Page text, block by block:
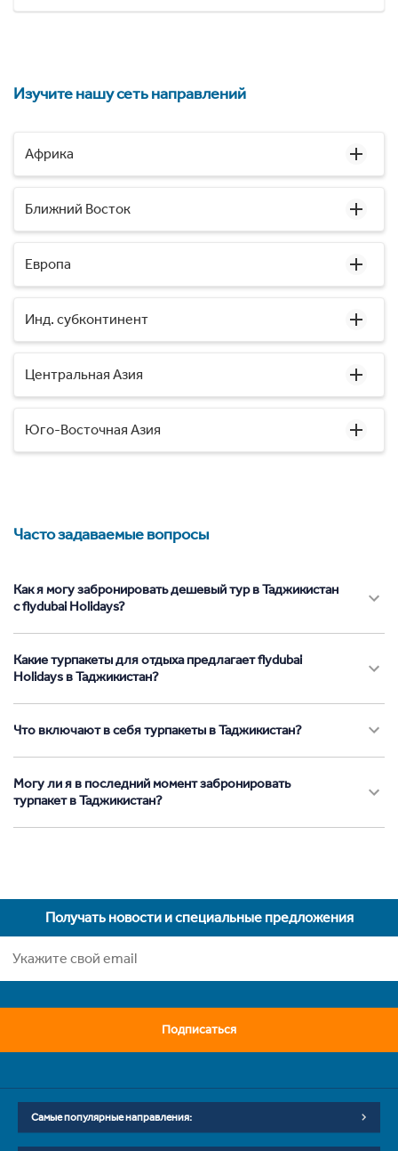
Изучите нашу сеть направлений
Африка
Ближний Восток
Европа
Инд. субконтинент
Центральная Азия
Юго-Восточная Азия
Часто задаваемые вопросы
Как я могу забронировать дешевый тур в Таджикистан
с flydubai Holidays?
Какие турпакеты для отдыха предлагает flydubai
Holidays в Таджикистан?
Что включают в себя турпакеты в Таджикистан?
Могу ли я в последний момент забронировать
турпакет в Таджикистан?
Получать новости и специальные предложения
Подписаться
Самые популярные направления: